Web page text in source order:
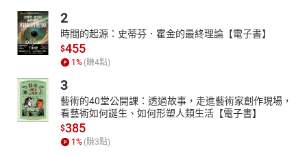
2
時間的起源：史蒂芬．霍金的最終理論【電子書】
$455
1% (賺4點)
3
藝術的40堂公開課：透過故事，走進藝術家創作現場，
看藝術如何誕生、如何形塑人類生活【電子書】
$385
1% (賺3點)